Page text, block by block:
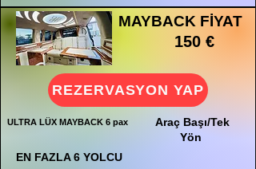
MAYBACK FİYAT
150 €
REZERVASYON YAP
ULTRA LÜX MAYBACK 6 pax
Araç Başı/Tek
Yön
EN FAZLA 6 YOLCU